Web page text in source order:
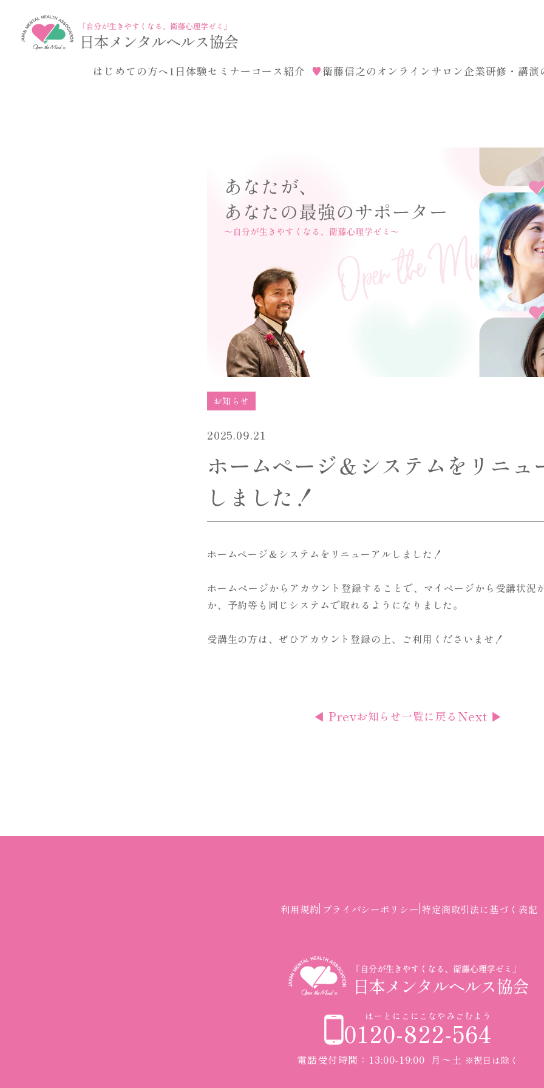
はじめての方へ1日体験セミナー コース紹介 ♥衛藤信之のオンラインサロン企業研修・講演
お知らせ
2025.09.21
ホームページ＆システムをリニュ
しました！
ホームページ＆システムをリニューアルしました！
ホームページからアカウント登録することで、マイページから受講状況
か、予約等も同じシステムで取れるようになりました。
受講生の方は、ぜひアカウント登録の上、ご利用くださいませ！
◀ Prevお知らせ一覧に戻る Next ▶
利用規約 プライバシーポリシー 特定商取引法に基づく表記
はーとにこにこなやみごむよう
0120-822-564
電話受付時間：13:00-19:00 月〜土 ※祝日は除く